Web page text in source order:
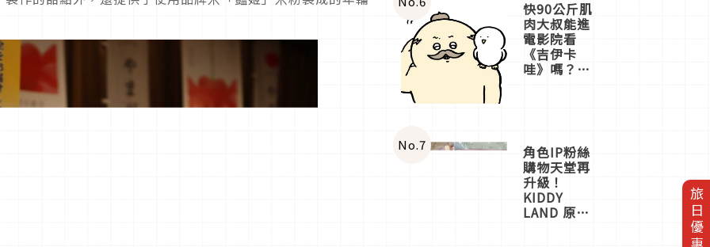
旅日優惠券
快90公斤肌
肉大叔能進
電影院看
《吉伊卡
哇》嗎？日
一同給出了
答案
No.7 角色IP粉絲
購物天堂再
升級！
KIDDY
LAND 原宿